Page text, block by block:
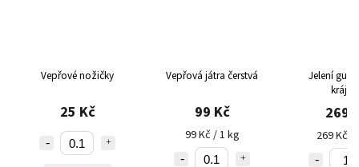
Vepřové nožičky
25 Kč
Vepřová játra čerstvá
99 Kč
99 Kč / 1 kg
Jelení
269
269 Kč /